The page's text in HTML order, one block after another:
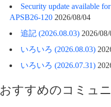
Security update available
APSB26-120 2026/08/04
追記 (2026.08.03) 2026/
いろいろ (2026.08.03)
いろいろ (2026.07.31)
おすすめのコミュ